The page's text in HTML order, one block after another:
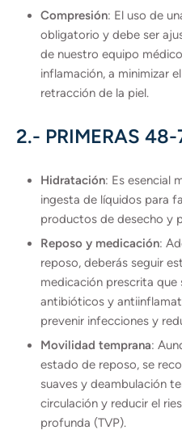
Compresión: El uso de
obligatorio y debe ser
de nuestro equipo
inflamación, a minimizar
retracción de la piel.
2.- PRIMERAS
Hidratación: Es esencial
ingesta de líquidos para
productos de desecho y
Reposo y medicación:
reposo, deberás seguir
medicación prescrita que
antibióticos y
prevenir infecciones y
Movilidad temprana:
estado de reposo, se
suaves y deambulación
circulación y reducir el
profunda (TVP).